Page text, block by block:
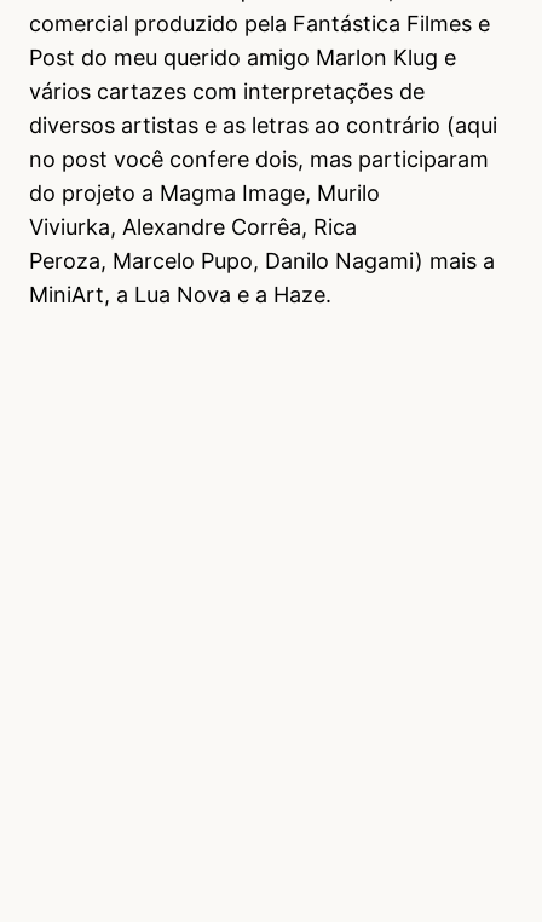
comercial produzido pela Fantástica Filmes e
Post do meu querido amigo Marlon Klug e
vários cartazes com interpretações de
diversos artistas e as letras ao contrário (aqui
no post você confere dois, mas participaram
do projeto a Magma Image, Murilo
Viviurka, Alexandre Corrêa, Rica
Peroza, Marcelo Pupo, Danilo Nagami) mais a
MiniArt, a Lua Nova e a Haze.